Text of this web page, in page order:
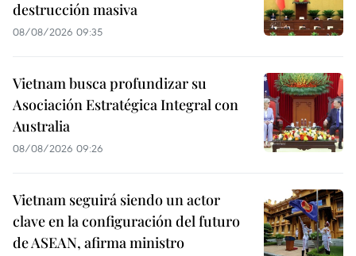
destrucción masiva
08/08/2026 09:35
Vietnam busca profundizar su
Asociación Estratégica Integral con
Australia
08/08/2026 09:26
Vietnam seguirá siendo un actor
clave en la configuración del futuro
de ASEAN, afirma ministro